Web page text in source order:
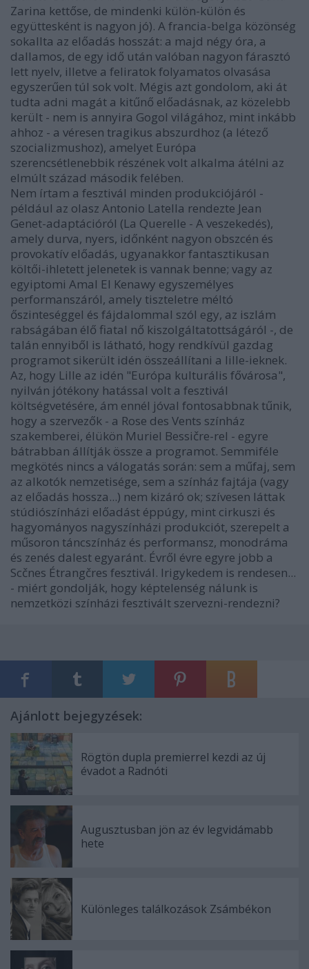
Zarina kettőse, de mindenki külön-külön és
együttesként is nagyon jó). A francia-belga közönség
sokallta az előadás hosszát: a majd négy óra, a
dallamos, de egy idő után valóban nagyon fárasztó
lett nyelv, illetve a feliratok folyamatos olvasása
egyszerűen túl sok volt. Mégis azt gondolom, aki át
tudta adni magát a kitűnő előadásnak, az közelebb
került - nem is annyira Gogol világához, mint inkább
ahhoz - a véresen tragikus abszurdhoz (a létező
szocializmushoz), amelyet Európa
szerencsétlenebbik részének volt alkalma átélni az
elmúlt század második felében.
Nem írtam a fesztivál minden produkciójáról -
például az olasz Antonio Latella rendezte Jean
Genet-adaptációról (La Querelle - A veszekedés),
amely durva, nyers, időnként nagyon obszcén és
provokatív előadás, ugyanakkor fantasztikusan
költői-ihletett jelenetek is vannak benne; vagy az
egyiptomi Amal El Kenawy egyszemélyes
performanszáról, amely tiszteletre méltó
őszinteséggel és fájdalommal szól egy, az iszlám
rabságában élő fiatal nő kiszolgáltatottságáról -, de
talán ennyiből is látható, hogy rendkívül gazdag
programot sikerült idén összeállítani a lille-ieknek.
Az, hogy Lille az idén "Európa kulturális fővárosa",
nyilván jótékony hatással volt a fesztivál
költségvetésére, ám ennél jóval fontosabbnak tűnik,
hogy a szervezők - a Rose des Vents színház
szakemberei, élükön Muriel Bessičre-rel - egyre
bátrabban állítják össze a programot. Semmiféle
megkötés nincs a válogatás során: sem a műfaj, sem
az alkotók nemzetisége, sem a színház fajtája (vagy
az előadás hossza...) nem kizáró ok; szívesen láttak
stúdiószínházi előadást éppúgy, mint cirkuszi és
hagyományos nagyszínházi produkciót, szerepelt a
műsoron táncszínház és performansz, monodráma
és zenés dalest egyaránt. Évről évre egyre jobb a
Scčnes Étrangčres fesztivál. Irigykedem is rendesen...
- miért gondolják, hogy képtelenség nálunk is
nemzetközi színházi fesztivált szervezni-rendezni?
Ajánlott bejegyzések:
Rögtön dupla premierrel kezdi az új
évadot a Radnóti
Augusztusban jön az év legvidámabb
hete
Különleges találkozások Zsámbékon